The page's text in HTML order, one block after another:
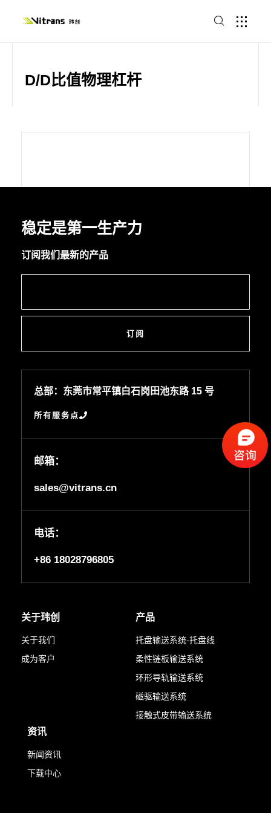
D/D比值物理杠杆
稳定是第一生产力
订阅我们最新的产品
订阅
总部：东莞市常平镇白石岗田池东路 15 号
所有服务点
邮箱：
sales@vitrans.cn
电话：
+86 18028796805
关于玮创
关于我们
成为客户
产品
托盘输送系统-托盘线
柔性链板输送系统
环形导轨输送系统
磁驱输送系统
接触式皮带输送系统
资讯
新闻资讯
下载中心